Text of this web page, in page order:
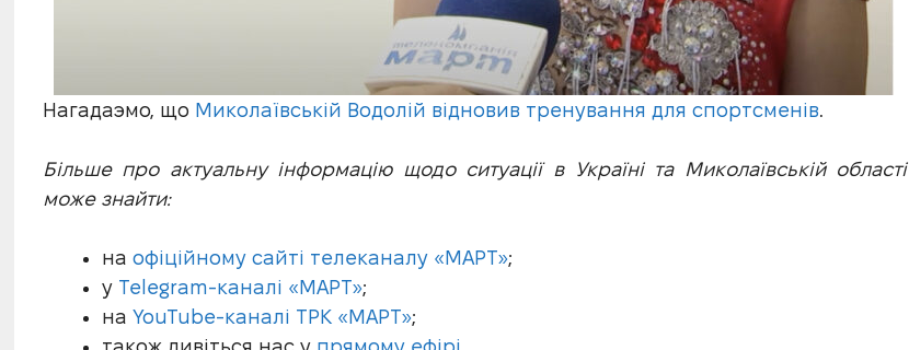
Нагадаэмо, що Миколаївській Водолій відновив тренування для спортсменів
Більше про актуальну інформацію щодо ситуації в Україні та Миколаївській області
може знайти:
на офіційному сайті телеканалу «МАРТ»;
у Telegram-каналі «МАРТ»;
на YouTube-каналі ТРК «МАРТ»;
також дивіться нас у прямому ефірі.